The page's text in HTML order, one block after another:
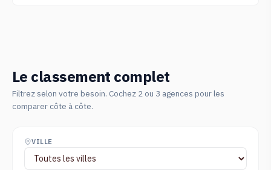
Le classement complet
Filtrez selon votre besoin. Cochez 2 ou 3 agences pour les
comparer côte à côte.
VILLE